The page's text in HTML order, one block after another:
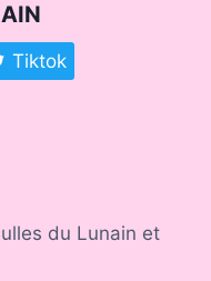
Tiktok
du Lunain et